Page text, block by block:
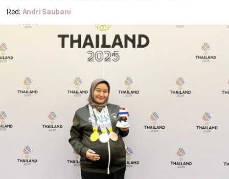
Red: Andri Saubani